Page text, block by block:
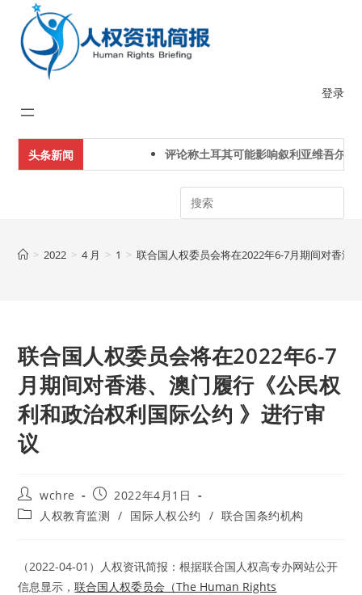
content
登录
头条新闻 评论称土耳其可能影响叙利亚维吾尔人
Search
> 2022 > 4 月 > 1 > 联合国人权委员会将在2022年6-7月期间对香港
联合国人权委员会将在2022年6-7
月期间对香港、澳门履行《公民权
利和政治权利国际公约 》进行审
议
Post
author:
wchre
Post
published:
2022年4月1日
Post 人权教育监测 / 国际人权公约 / 联合国条约机构
（2022-04-01）人权资讯简报：根据联合国人权高专办网站公开
信息显示，联合国人权委员会（The Human Rights